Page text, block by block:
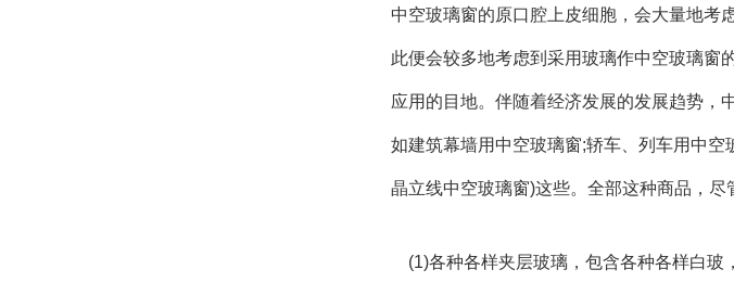
中空玻璃窗的原口腔上皮细胞，会大量地考
此便会较多地考虑到采用玻璃作中空玻璃窗
应用的目地。伴随着经济发展的发展趋势，
如建筑幕墙用中空玻璃窗;轿车、列车用中
晶立线中空玻璃窗)这些。全部这种商品，
(1)各种各样夹层玻璃，包含各种各样白玻